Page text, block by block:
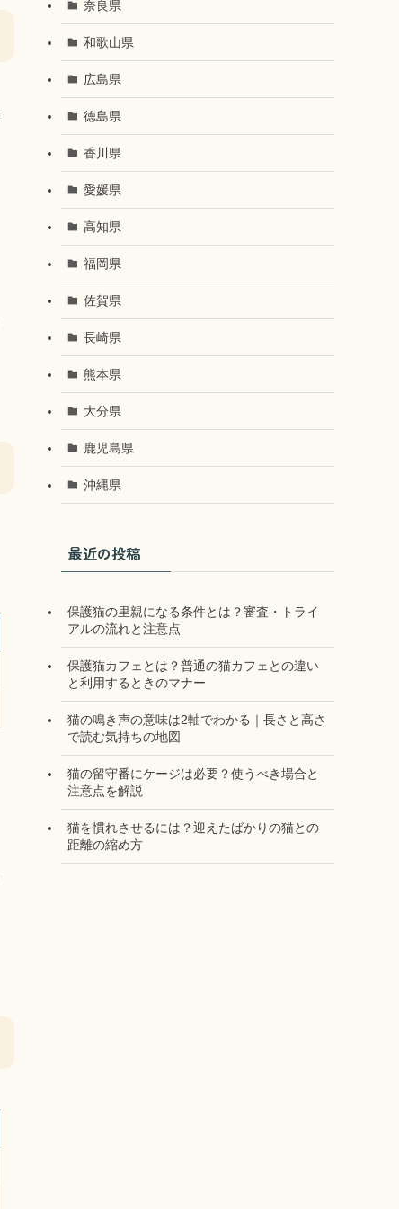
奈良県
和歌山県
広島県
徳島県
香川県
愛媛県
高知県
福岡県
佐賀県
長崎県
熊本県
大分県
鹿児島県
沖縄県
最近の投稿
保護猫の里親になる条件とは？審査・トライ
アルの流れと注意点
保護猫カフェとは？普通の猫カフェとの違い
と利用するときのマナー
猫の鳴き声の意味は2軸でわかる｜長さと高さ
で読む気持ちの地図
猫の留守番にケージは必要？使うべき場合と
注意点を解説
猫を慣れさせるには？迎えたばかりの猫との
距離の縮め方